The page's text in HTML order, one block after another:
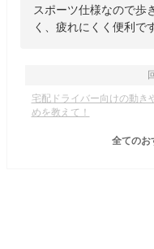
スポーツ仕様なので歩
く、疲れにくく便利で
宅配ドライバー向けの動き
めを教えて！
全てのお